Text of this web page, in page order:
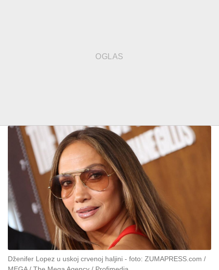
Dženifer Lopez u uskoj crvenoj haljini
foto: ZUMAPRESS.com /